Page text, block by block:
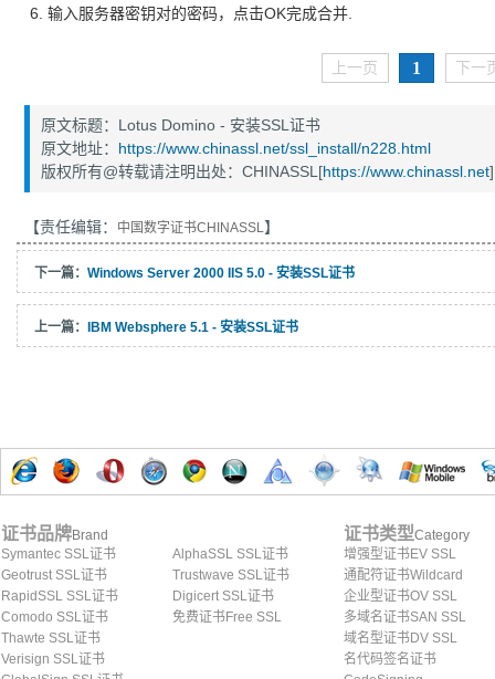
输入服务器密钥对的密码，点击OK完成合并.
上一页 1 下一
原文标题：Lotus Domino - 安装SSL证书
原文地址： https://www.chinassl.net/ssl_install/n228.html
版权所有@转载请注明出处：CHINASSL[https://www.chinassl.net]
【责任编辑： 中国数字证书CHINASSL】
下一篇： Windows Server 2000 IIS 5.0 - 安装SSL证书
上一篇： IBM Websphere 5.1 - 安装SSL证书
证书品牌Brand
Symantec SSL证书
Geotrust SSL证书
RapidSSL SSL证书
Comodo SSL证书
Thawte SSL证书
Verisign SSL证书
AlphaSSL SSL证书
Trustwave SSL证书
Digicert SSL证书
免费证书Free SSL
证书类型Category
增强型证书EV SSL
通配符证书Wildcard
企业型证书OV SSL
多域名证书SAN SSL
域名型证书DV SSL
名代码签名证书